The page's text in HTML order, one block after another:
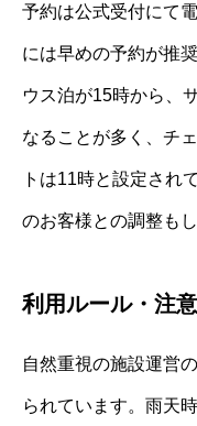
予約は公式受付にて
には早めの予約が推
ウス泊が15時から、
なることが多く、チ
トは11時と設定され
のお客様との調整も
利用ルール・注
自然重視の施設運営
られています。雨天